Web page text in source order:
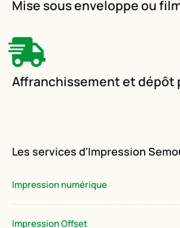
Mise sous enveloppe ou
Affranchissement et dépôt
Les services d'Impression
Impression numérique
Impression Offset